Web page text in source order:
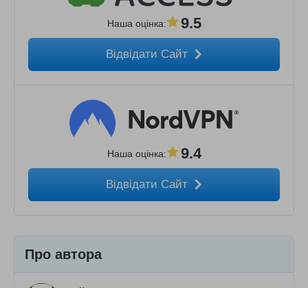
Наша оцінка: 9.5
Відвідати Сайт
Наша оцінка: 9.4
Відвідати Сайт
Про автора